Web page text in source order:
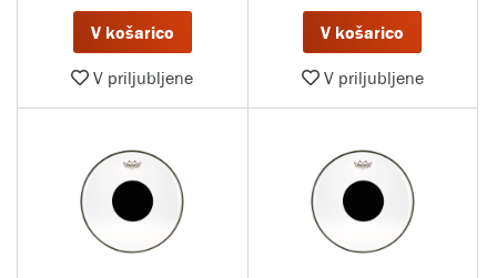
V košarico
V priljubljene
V košarico
V priljubljene